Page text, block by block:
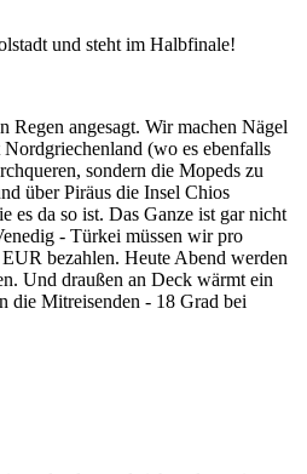
und steht im Halbfinale!
Regen angesagt. Wir machen Nägel
(wo es ebenfalls
sondern die Mopeds zu
über Piräus die Insel Chios
es da so ist. Das Ganze ist gar nicht
- Türkei müssen wir pro
bezahlen. Heute Abend werden
Und draußen an Deck wärmt ein
die Mitreisenden - 18 Grad bei